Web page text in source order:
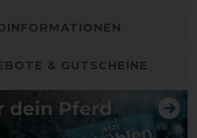
& GUTSCHEINE